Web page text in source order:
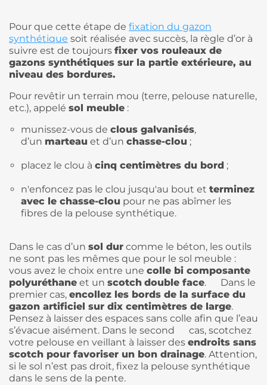
Pour que cette étape de fixation du gazon
synthétique soit réalisée avec succès, la règle d’or à
suivre est de toujours fixer vos rouleaux de
gazons synthétiques sur la partie extérieure, au
niveau des bordures.
Pour revêtir un terrain mou (terre, pelouse naturelle,
etc.), appelé sol meuble :
munissez-vous de clous galvanisés,
d’un marteau et d’un chasse-clou ;
placez le clou à cinq centimètres du bord ;
n'enfoncez pas le clou jusqu'au bout et terminez
avec le chasse-clou pour ne pas abîmer les
fibres de la pelouse synthétique.
Dans le cas d’un sol dur comme le béton, les outils
ne sont pas les mêmes que pour le sol meuble :
vous avez le choix entre une colle bi composante
polyuréthane et un scotch double face. Dans le
premier cas, encollez les bords de la surface du
gazon artificiel sur dix centimètres de large.
Pensez à laisser des espaces sans colle afin que l’eau
s’évacue aisément. Dans le second cas, scotchez
votre pelouse en veillant à laisser des endroits sans
scotch pour favoriser un bon drainage. Attention,
si le sol n’est pas droit, fixez la pelouse synthétique
dans le sens de la pente.